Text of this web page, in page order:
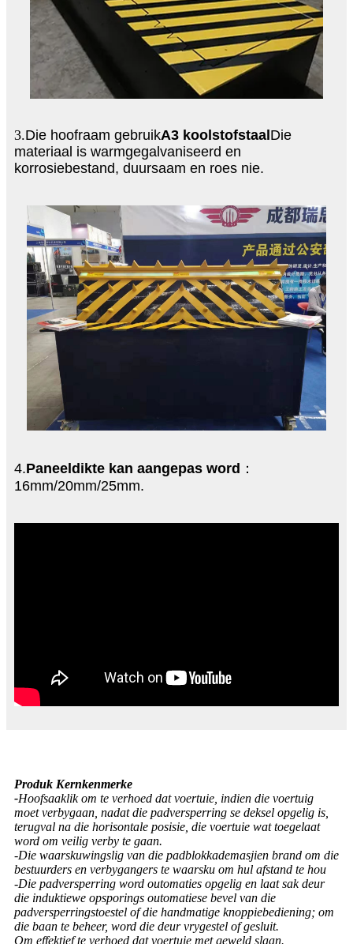
3.Die hoofraam gebruikA3 koolstofstaalDie
materiaal is warmgegalvaniseerd en
korrosiebestand, duursaam en roes nie.
4.Paneeldikte kan aangepas word ：
16mm/20mm/25mm.
Produk Kernkenmerke
-Hoofsaaklik om te verhoed dat voertuie, indien die voertuig
moet verbygaan, nadat die padversperring se deksel opgelig is,
terugval na die horisontale posisie, die voertuie wat toegelaat
word om veilig verby te gaan.
-Die waarskuwingslig van die padblokkademasjien brand om die
bestuurders en verbygangers te waarsku om hul afstand te hou
-Die padversperring word outomaties opgelig en laat sak deur
die induktiewe opsporings outomatiese bevel van die
padversperringstoestel of die handmatige knoppiebediening; om
die baan te beheer, word die deur vrygestel of gesluit.
Om effektief te verhoed dat voertuie met geweld slaan.